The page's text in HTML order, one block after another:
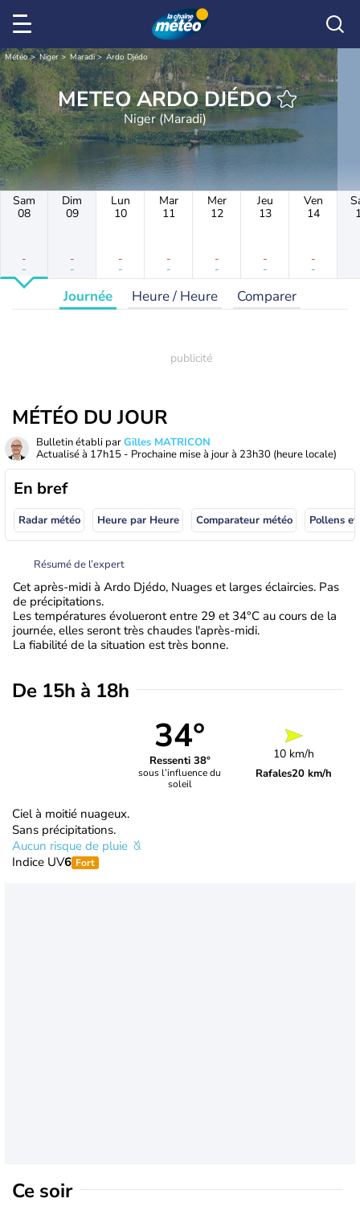
Météo Niger Maradi Ardo Djédo
METEO ARDO DJÉDO
Niger (Maradi)
Sam
08
-
-
Dim
09
-
-
Lun
10
-
-
Mar
11
-
-
Mer
12
-
-
Jeu
13
-
-
Ven
14
-
-
Journée Heure / Heure Comparer
MÉTÉO DU JOUR
Bulletin établi parGilles MATRICON
Actualisé à 17h15 - Prochaine mise à jour à 23h30 (heure locale)
En bref
Radar météo Heure par Heure Comparateur météo Pollens
Résumé de l’expert
Cet après-midi à Ardo Djédo, Nuages et larges éclaircies. Pas
de précipitations.
Les températures évolueront entre 29 et 34°C au cours de la
journée, elles seront très chaudes l'après-midi.
La fiabilité de la situation est très bonne.
De 15h à 18h
34°
Ressenti 38°
sous l’influence du
soleil
10 km/h
Rafales20 km/h
Ciel à moitié nuageux.
Sans précipitations.
Aucun risque de pluie
Indice UV6 Fort
Ce soir